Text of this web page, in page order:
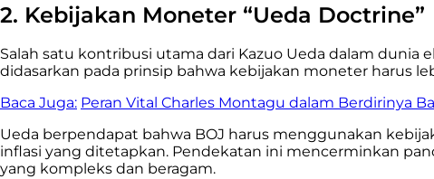
2. Kebijakan Moneter “Ueda Doctrine”
Salah satu kontribusi utama dari Kazuo Ueda dalam dunia
didasarkan pada prinsip bahwa kebijakan moneter harus
Baca Juga: Peran Vital Charles Montagu dalam Berdirinya
Ueda berpendapat bahwa BOJ harus menggunakan
inflasi yang ditetapkan. Pendekatan ini mencerminkan
yang kompleks dan beragam.